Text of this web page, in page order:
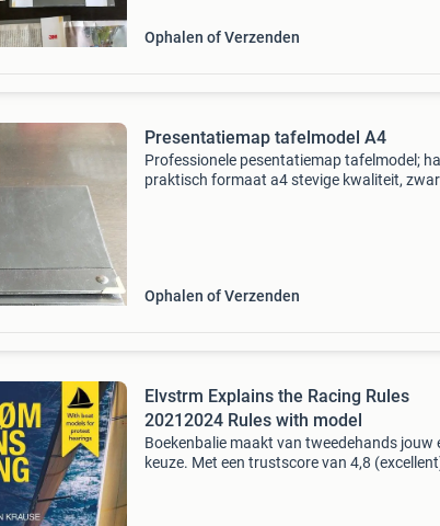
Ophalen of Verzenden
Presentatiemap tafelmodel A4
Professionele pesentatiemap tafelmodel;
praktisch formaat a4 stevige kwaliteit,
Ophalen of Verzenden
Elvstrm Explains the Racing Rules
20212024 Rules with model
Boekenbalie maakt van tweedehands jouw
keuze. Met een trustscore van 4,8